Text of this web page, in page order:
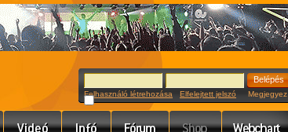
Felhasználó létrehozása Elfelejtett jelszó Megjegyez